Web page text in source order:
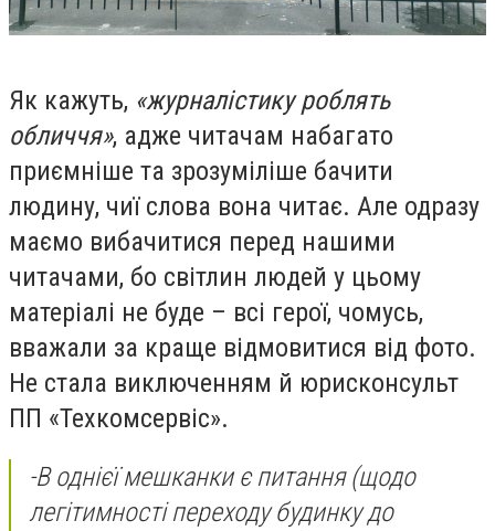
Як кажуть, «журналістику роблять
обличчя», адже читачам набагато
приємніше та зрозуміліше бачити
людину, чиї слова вона читає. Але одразу
маємо вибачитися перед нашими
читачами, бо світлин людей у цьому
матеріалі не буде – всі герої, чомусь,
вважали за краще відмовитися від фото.
Не стала виключенням й юрисконсульт
ПП «Техкомсервіс».
-В однієї мешканки є питання(щодо
легітимності переходу будинку до